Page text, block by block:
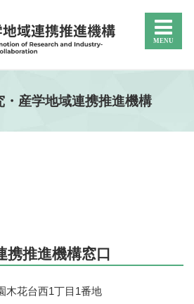
・産学地域連携推進機構
携推進機構窓口
花台西1丁目1番地